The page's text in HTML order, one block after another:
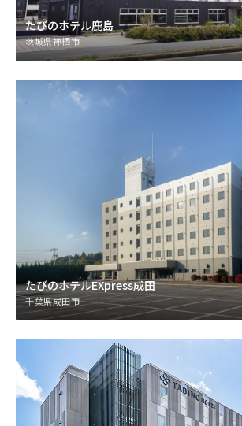
たびのホテル鹿島
茨城県神栖市
たびのホテルEXpress成田
千葉県成田市